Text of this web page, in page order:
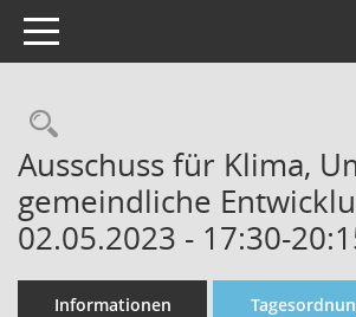
Toggle navigation
Rechercheauswahl
Ausschuss für Klima,
gemeindliche
02.05.2023 - 17:30-
Informationen